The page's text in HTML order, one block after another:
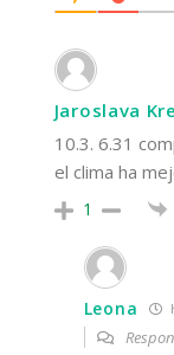
Jaroslava
10.3. 6.31
el clima ha
1
Leona